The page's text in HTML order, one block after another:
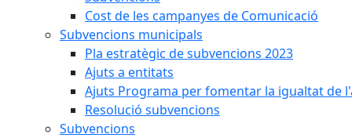
Cost de les campanyes de Comunicació
Subvencions municipals
Pla estratègic de subvencions 2023
Ajuts a entitats
Ajuts Programa per fomentar la igualtat de
Resolució subvencions
Subvencions